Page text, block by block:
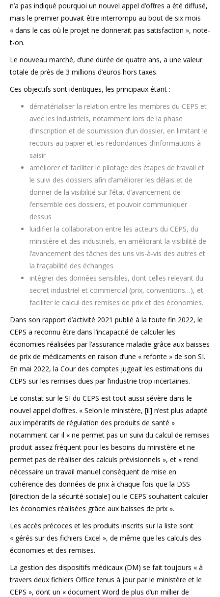
n’a pas indiqué pourquoi un nouvel appel d’offres a été diffusé,
mais le premier pouvait être interrompu au bout de six mois
« dans le cas où le projet ne donnerait pas satisfaction », note-
t-on.
Le nouveau marché, d’une durée de quatre ans, a une valeur
totale de près de 3 millions d’euros hors taxes.
Ces objectifs sont identiques, les principaux étant :
dématérialiser la relation entre les membres du CEPS et
avec les industriels, notamment lors de la phase
d’inscription et de soumission d’un dossier, en limitant le
recours au papier et les redondances d’informations à
saisir
améliorer et faciliter le pilotage des étapes de travail et
le suivi des dossiers afin d’améliorer les délais et de
donner de la visibilité sur l’état d’avancement de
l’ensemble des dossiers, et pouvoir communiquer
dessus
luidifier la collaboration entre les acteurs du CEPS, du
ministère et des industriels, en améliorant la visibilité de
l’avancement des tâches des uns vis-à-vis des autres et
la traçabilité des échanges
intégrer des données sensibles, dont celles relevant du
secret industriel et commercial (prix, conventions…), et
faciliter le calcul des remises de prix et des économies.
Dans son rapport d’activité 2021 publié à la toute fin 2022, le
CEPS a reconnu être dans l’incapacité de calculer les
économies réalisées par l’assurance maladie grâce aux baisses
de prix de médicaments en raison d’une « refonte » de son SI.
En mai 2022, la Cour des comptes jugeait les estimations du
CEPS sur les remises dues par l’industrie trop incertaines.
Le constat sur le SI du CEPS est tout aussi sévère dans le
nouvel appel d’offres. « Selon le ministère, [il] n’est plus adapté
aux impératifs de régulation des produits de santé »
notamment car il « ne permet pas un suivi du calcul de remises
produit assez fréquent pour les besoins du ministère et ne
permet pas de réaliser des calculs prévisionnels », et « rend
nécessaire un travail manuel conséquent de mise en
cohérence des données de prix à chaque fois que la DSS
[direction de la sécurité sociale] ou le CEPS souhaitent calculer
les économies réalisées grâce aux baisses de prix ».
Les accès précoces et les produits inscrits sur la liste sont
« gérés sur des fichiers Excel », de même que les calculs des
économies et des remises.
La gestion des dispositifs médicaux (DM) se fait toujours « à
travers deux fichiers Office tenus à jour par le ministère et le
CEPS », dont un « document Word de plus d’un millier de